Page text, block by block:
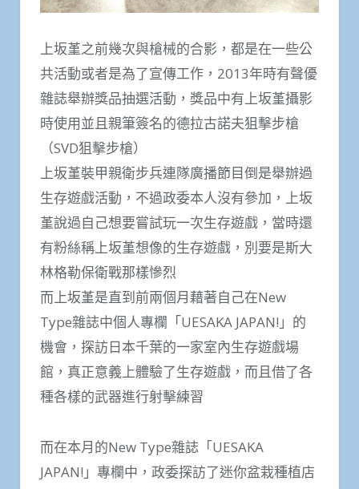
上坂堇之前幾次與槍械的合影，都是在一些公
共活動或者是為了宣傳工作，2013年時有聲優
雜誌舉辦獎品抽選活動，獎品中有上坂堇攝影
時使用並且親筆簽名的德拉古諾夫狙擊步槍
（SVD狙擊步槍）
上坂堇裝甲親衛步兵連隊廣播節目倒是舉辦過
生存遊戲活動，不過政委本人沒有參加，上坂
堇說過自己想要嘗試玩一次生存遊戲，當時還
有粉絲稱上坂堇想像的生存遊戲，別要是斯大
林格勒保衛戰那樣慘烈
而上坂堇是直到前兩個月藉著自己在New
Type雜誌中個人專欄「UESAKA JAPAN!」的
機會，探訪日本千葉的一家室內生存遊戲場
館，真正意義上體驗了生存遊戲，而且借了各
種各樣的武器進行射擊練習
而在本月的New Type雜誌「UESAKA
JAPAN!」專欄中，政委探訪了迷你盆栽種植店